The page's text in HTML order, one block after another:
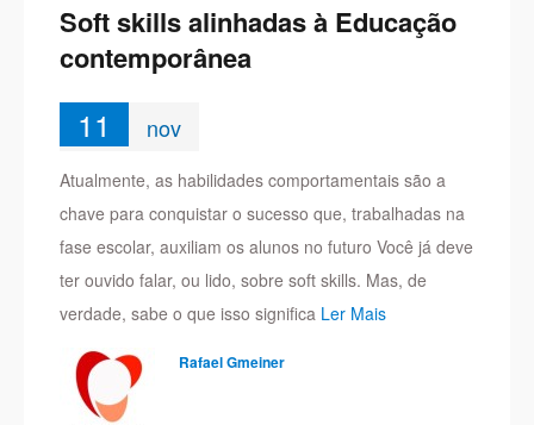
Soft skills alinhadas à Educação
contemporânea
11 nov
Atualmente, as habilidades comportamentais são a
chave para conquistar o sucesso que, trabalhadas na
fase escolar, auxiliam os alunos no futuro Você já deve
ter ouvido falar, ou lido, sobre soft skills. Mas, de
verdade, sabe o que isso significa Ler Mais
Rafael Gmeiner